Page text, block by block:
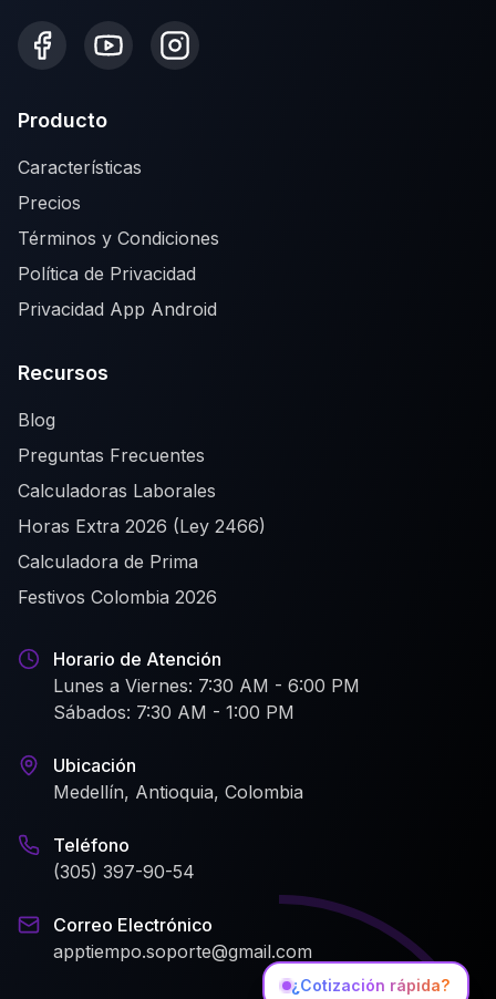
Producto
Características
Precios
Términos y Condiciones
Política de Privacidad
Privacidad App Android
Recursos
Blog
Preguntas Frecuentes
Calculadoras Laborales
Horas Extra 2026 (Ley 2466)
Calculadora de Prima
Festivos Colombia 2026
Horario de Atención
Lunes a Viernes: 7:30 AM - 6:00 PM
Sábados: 7:30 AM - 1:00 PM
Ubicación
Medellín, Antioquia, Colombia
Teléfono
(305) 397-90-54
Correo Electrónico
apptiempo.soporte@gmail.com
¿Cotización rápida?